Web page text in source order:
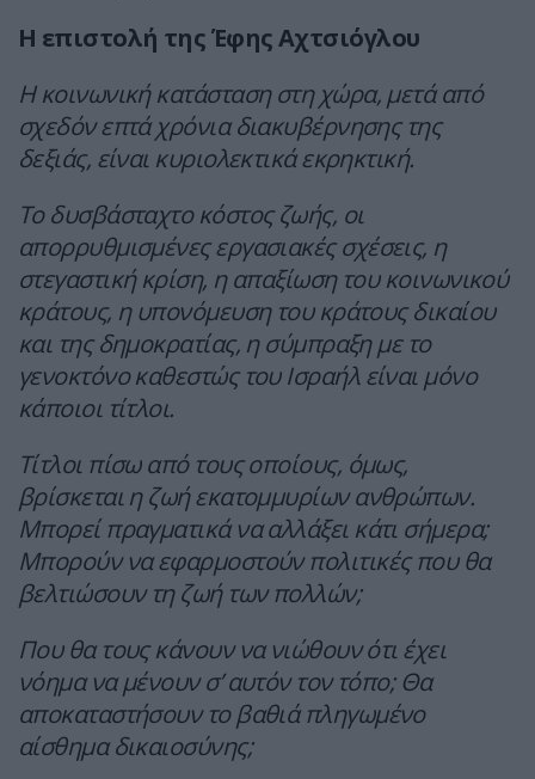
Η επιστολή της Έφης Αχτσιόγλου
Η κοινωνική κατάσταση στη χώρα, μετά από
σχεδόν επτά χρόνια διακυβέρνησης της
δεξιάς, είναι κυριολεκτικά εκρηκτική.
Το δυσβάσταχτο κόστος ζωής, οι
απορρυθμισμένες εργασιακές σχέσεις, η
στεγαστική κρίση, η απαξίωση του κοινωνικού
κράτους, η υπονόμευση του κράτους δικαίου
και της δημοκρατίας, η σύμπραξη με το
γενοκτόνο καθεστώς του Ισραήλ είναι μόνο
κάποιοι τίτλοι.
Τίτλοι πίσω από τους οποίους, όμως,
βρίσκεται η ζωή εκατομμυρίων ανθρώπων.
Μπορεί πραγματικά να αλλάξει κάτι σήμερα;
Μπορούν να εφαρμοστούν πολιτικές που θα
βελτιώσουν τη ζωή των πολλών;
Που θα τους κάνουν να νιώθουν ότι έχει
νόημα να μένουν σ’ αυτόν τον τόπο; Θα
αποκαταστήσουν το βαθιά πληγωμένο
αίσθημα δικαιοσύνης;